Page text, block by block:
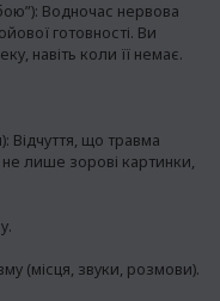
Водночас нервова
готовності. Ви
навіть коли її немає.
Відчуття, що травма
не лише зорові картинки,
(місця, звуки, розмови).